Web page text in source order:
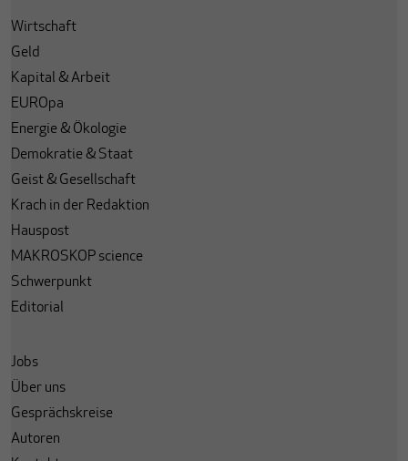
Wirtschaft
Geld
Kapital & Arbeit
EUROpa
Energie & Ökologie
Demokratie & Staat
Geist & Gesellschaft
Krach in der Redaktion
Hauspost
MAKROSKOP science
Schwerpunkt
Editorial
Jobs
Über uns
Gesprächskreise
Autoren